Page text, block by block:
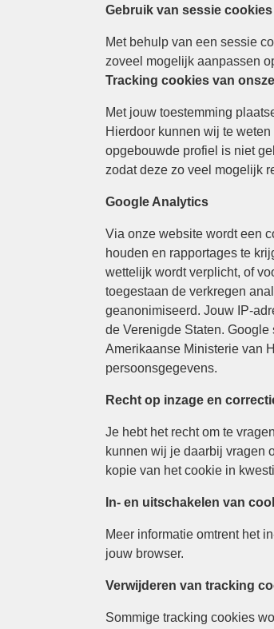
Gebruik van sessie cookies
Met behulp van een sessie
zoveel mogelijk aanpassen
Tracking cookies van
Met jouw toestemming
Hierdoor kunnen wij te
opgebouwde profiel is niet
zodat deze zo veel mogelijk
Google Analytics
Via onze website wordt een
houden en rapportages te
wettelijk wordt verplicht, of
toegestaan de verkregen
geanonimiseerd. Jouw IP-
de Verenigde Staten.
Amerikaanse Ministerie van
persoonsgegevens.
Recht op inzage en
Je hebt het recht om te
kunnen wij je daarbij vragen
kopie van het cookie in
In- en uitschakelen van
Meer informatie omtrent het
jouw browser.
Verwijderen van tracking
Sommige tracking cookies